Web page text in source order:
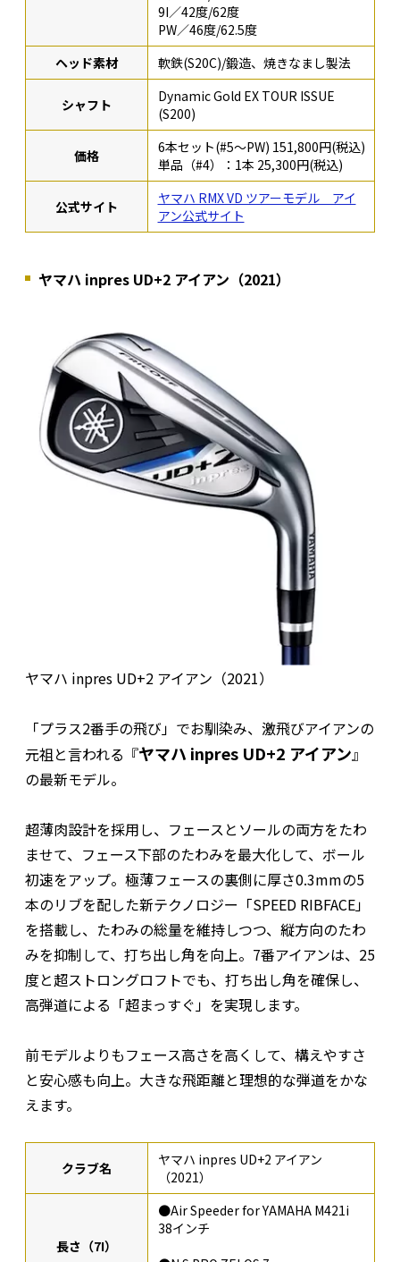
9I／42度/62度
PW／46度/62.5度
ヘッド素材
軟鉄(S20C)/鍛造、焼きなまし製法
シャフト
Dynamic Gold EX TOUR ISSUE
(S200)
価格
6本セット(#5～PW) 151,800円(税込)
単品（#4）：1本 25,300円(税込)
公式サイト
ヤマハ RMX VD ツアーモデル アイ
アン公式サイト
ヤマハ inpres UD+2 アイアン（2021）
ヤマハ inpres UD+2 アイアン（2021）
「プラス2番手の飛び」でお馴染み、激飛びアイアンの
元祖と言われる『ヤマハ inpres UD+2 アイアン』
の最新モデル。
超薄肉設計を採用し、フェースとソールの両方をたわ
ませて、フェース下部のたわみを最大化して、ボール
初速をアップ。極薄フェースの裏側に厚さ0.3mmの5
本のリブを配した新テクノロジー「SPEED RIBFACE」
を搭載し、たわみの総量を維持しつつ、縦方向のたわ
みを抑制して、打ち出し角を向上。7番アイアンは、25
度と超ストロングロフトでも、打ち出し角を確保し、
高弾道による「超まっすぐ」を実現します。
前モデルよりもフェース高さを高くして、構えやすさ
と安心感も向上。大きな飛距離と理想的な弾道をかな
えます。
クラブ名
ヤマハ inpres UD+2 アイアン
（2021）
長さ（7I）
●Air Speeder for YAMAHA M421i
38インチ